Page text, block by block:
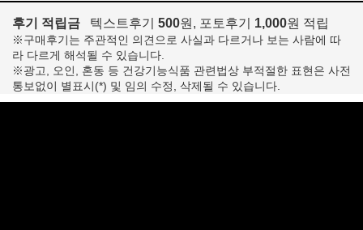
후기 적립금 텍스트후기 500원, 포토후기 1,000원 적립
※구매후기는 주관적인 의견으로 사실과 다르거나 보는 사람에 따
라 다르게 해석될 수 있습니다.
※광고, 오인, 혼동 등 건강기능식품 관련법상 부적절한 표현은 사전
통보없이 별표시(*) 및 임의 수정, 삭제될 수 있습니다.